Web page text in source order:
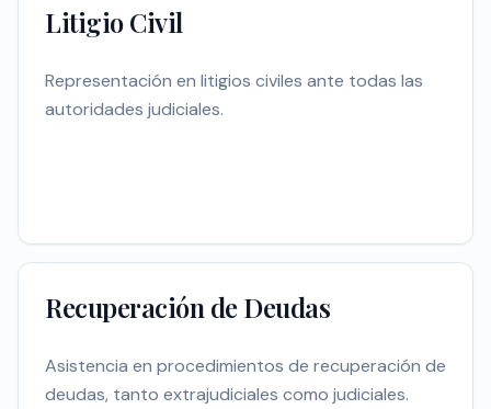
Litigio Civil
Representación en litigios civiles ante todas las
autoridades judiciales.
Recuperación de Deudas
Asistencia en procedimientos de recuperación de
deudas, tanto extrajudiciales como judiciales.